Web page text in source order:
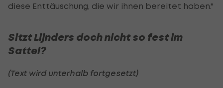
diese Enttäuschung, die wir ihnen bereitet haben."
Sitzt Lijnders doch nicht so fest im
Sattel?
(Text wird unterhalb fortgesetzt)